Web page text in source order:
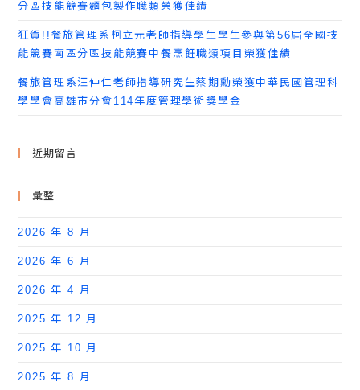
分區技能競賽麵包製作職類榮獲佳績
狂賀!!餐旅管理系柯立元老師指導學生學生參與第56屆全國技
能競賽南區分區技能競賽中餐烹飪職類項目榮獲佳績
餐旅管理系汪仲仁老師指導研究生蔡期勳榮獲中華民國管理科
學學會高雄市分會114年度管理學術獎學金
近期留言
彙整
2026 年 8 月
2026 年 6 月
2026 年 4 月
2025 年 12 月
2025 年 10 月
2025 年 8 月